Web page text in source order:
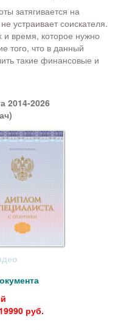
затягивается на
устраивает соискателя.
и время, которое нужно
того, что в данный
такие финансовые и
2014-2026
руб.